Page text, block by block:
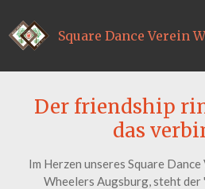
Hauptinhalt
springen
Der friendship
das
Im Herzen unseres Square
Wheelers Augsburg, steht der